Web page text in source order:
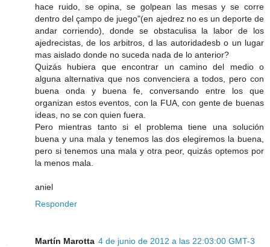
hace ruido, se opina, se golpean las mesas y se corre
dentro del çampo de juego"(en ajedrez no es un deporte de
andar corriendo), donde se obstaculisa la labor de los
ajedrecistas, de los arbitros, d las autoridadesb o un lugar
mas aislado donde no suceda nada de lo anterior?
Quizás hubiera que encontrar un camino del medio o
alguna alternativa que nos convenciera a todos, pero con
buena onda y buena fe, conversando entre los que
organizan estos eventos, con la FUA, con gente de buenas
ideas, no se con quien fuera.
Pero mientras tanto si el problema tiene una solución
buena y una mala y tenemos las dos elegiremos la buena,
pero si tenemos una mala y otra peor, quizás optemos por
la menos mala.
aniel
Responder
Martín Marotta 4 de junio de 2012 a las 22:03:00 GMT-3